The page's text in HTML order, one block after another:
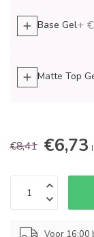
Base Gel+
Matte Top
€8,41 €6,73
Voor 16:00